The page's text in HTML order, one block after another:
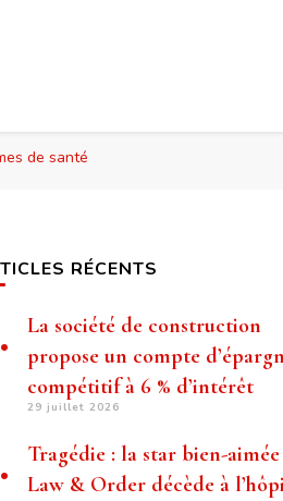
de santé
RÉCENTS
La société de construction
propose un compte
compétitif à 6 % d’intérêt
29 juillet 2026
Tragédie : la star bien-
Law & Order décède à